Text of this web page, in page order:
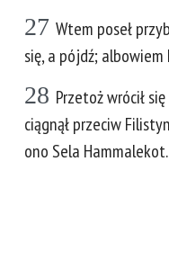
27 Wtem poseł
się, a pójdź;
28 Przetoż wrócił
ciągnął przeciw
ono Sela Hammalekot.